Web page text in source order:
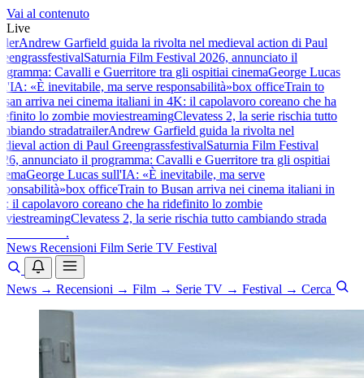
Vai al contenuto
Live
Andrew Garfield guida la rivolta nel medieval action di Paul
festivalSaturnia Film Festival 2026, annunciato il
Cavalli e Guerritore tra gli ospitiai cinemaGeorge Lucas
«È inevitabile, ma serve responsabilità»box officeTrain to
arriva nei cinema italiani in 4K: il capolavoro coreano che ha
lo zombie moviestreamingClevatess 2, la serie rischia tutto
stradatrailerAndrew Garfield guida la rivolta nel
action di Paul GreengrassfestivalSaturnia Film Festival
annunciato il programma: Cavalli e Guerritore tra gli ospitiai
George Lucas sull'IA: «È inevitabile, ma serve
box officeTrain to Busan arriva nei cinema italiani in
il capolavoro coreano che ha ridefinito lo zombie
streamingClevatess 2, la serie rischia tutto cambiando strada
.
News Recensioni Film Serie TV Festival
News → Recensioni → Film → Serie TV → Festival → Cerca